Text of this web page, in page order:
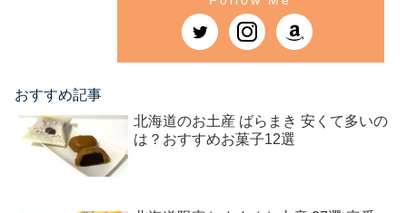
おすすめ記事
北海道のお土産 ばらまき 安くて多いの
は？おすすめお菓子12選